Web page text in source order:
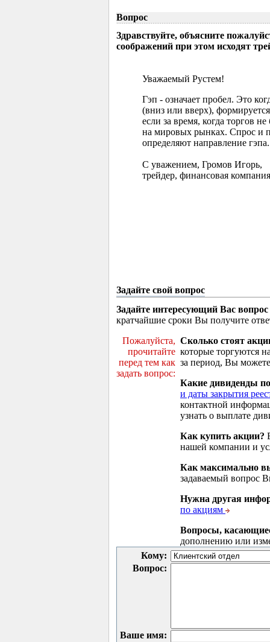
Вопрос
Здравствуйте, объясните
соображений при этом исходят
Уважаемый Рустем!
Гэп - означает пробел. Это
(вниз или вверх),
если за время, когда торгов
на мировых рынках. Спрос и
определяют направление гэпа.
С уважением, Громов Игорь,
трейдер, финансовая
Задайте свой вопрос
Задайте интересующий Вас вопрос
кратчайшие сроки Вы получите
Пожалуйста,
прочитайте
перед тем как
задать вопрос:
Сколько стоят
которые торгуются
за период, Вы
Какие дивиденды
и даты закрытия
контактной
узнать о выплате
Как купить акции?
нашей компании и
Как максимально
задаваемый вопрос
Нужна другая
по акциям
Вопросы,
дополнению или
Кому:
Вопрос:
Ваше имя: